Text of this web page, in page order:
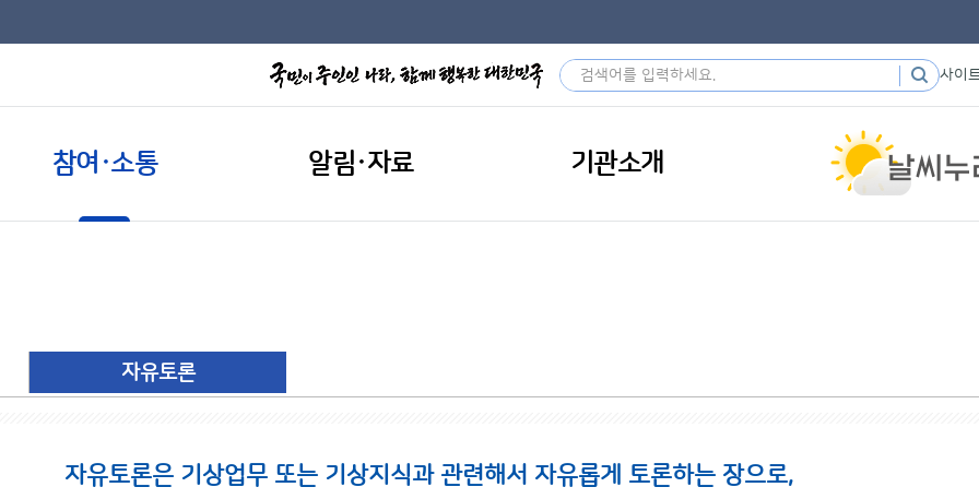
사이
참여·소통 알림·자료 기관소개
자유토론
자유토론은 기상업무 또는 기상지식과 관련해서 자유롭게 토론하는 장으로,